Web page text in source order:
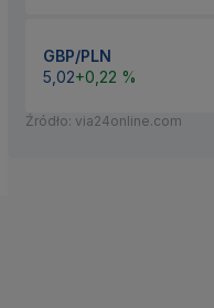
GBP/PLN
5,02+0,22 %
Źródło: via24online.com